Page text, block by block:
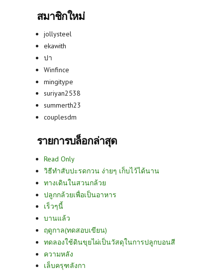
สมาชิกใหม่
jollysteel
ekawith
ปา
Winfince
mingitype
suriyan2538
summerth23
couplesdm
รายการบล็อกล่าสุด
Read Only
วิธีทำสับปะรดกวน ง่ายๆ เก็บไว้ได้นาน
ทางเดินในสวนกล้วย
ปลูกกล้วยเพื่อเป็นอาหาร
เร็วๆนี้
บานแล้ว
ฤดูกาล(ทดสอบเขียน)
ทดลองใช้ดินขุยไผ่เป็นวัสดุในการปลูกบอนสี
ความหลัง
เล็บครุฑลังกา